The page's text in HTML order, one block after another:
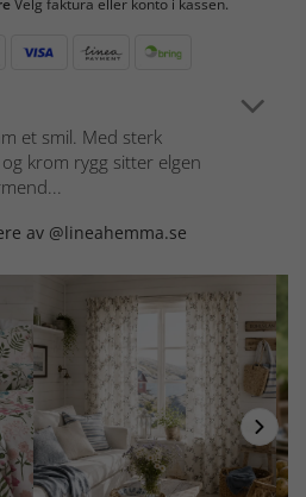
Velg faktura eller konto i kassen.
et smil. Med sterk
krom rygg sitter elgen
av @lineahemma.se